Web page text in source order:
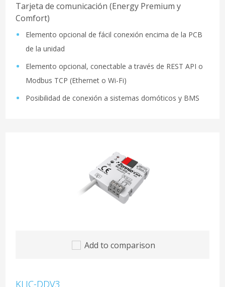
Tarjeta de comunicación (Energy Premium y
Comfort)
Elemento opcional de fácil conexión encima de la PCB
de la unidad
Elemento opcional, conectable a través de REST API o
Modbus TCP (Ethernet o Wi-Fi)
Posibilidad de conexión a sistemas domóticos y BMS
Add to comparison
KLIC-DDV3